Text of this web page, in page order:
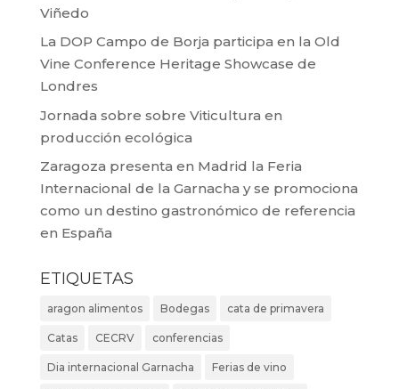
Viñedo
La DOP Campo de Borja participa en la Old
Vine Conference Heritage Showcase de
Londres
Jornada sobre sobre Viticultura en
producción ecológica
Zaragoza presenta en Madrid la Feria
Internacional de la Garnacha y se promociona
como un destino gastronómico de referencia
en España
ETIQUETAS
aragon alimentos Bodegas cata de primavera
Catas CECRV conferencias
Dia internacional Garnacha Ferias de vino